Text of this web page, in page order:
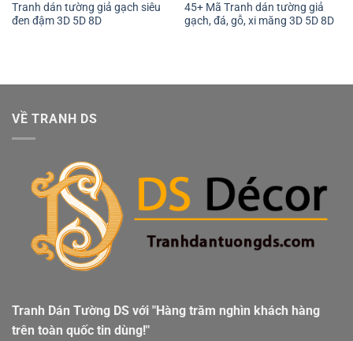
Tranh dán tường giả gạch siêu
đen đậm 3D 5D 8D
45+ Mã Tranh dán tường giả
gạch, đá, gỗ, xi măng 3D 5D 8D
VỀ TRANH DS
Tranh Dán Tường DS với "Hàng trăm nghìn khách hàng
trên toàn quốc tin dùng!"